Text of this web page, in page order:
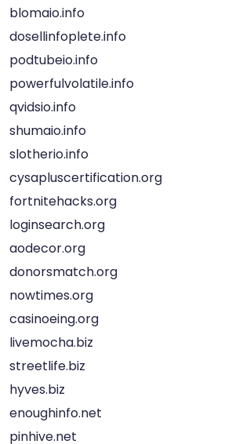
blomaio.info
dosellinfoplete.info
podtubeio.info
powerfulvolatile.info
qvidsio.info
shumaio.info
slotherio.info
cysapluscertification.org
fortnitehacks.org
loginsearch.org
aodecor.org
donorsmatch.org
nowtimes.org
casinoeing.org
livemocha.biz
streetlife.biz
hyves.biz
enoughinfo.net
pinhive.net